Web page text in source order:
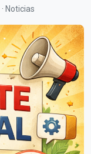
· Noticias